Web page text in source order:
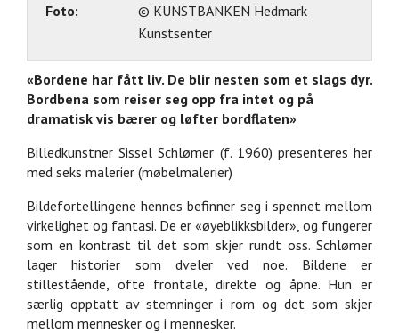
Foto:
© KUNSTBANKEN Hedmark
Kunstsenter
«Bordene har fått liv. De blir nesten som et slags dyr.
Bordbena som reiser seg opp fra intet og på
dramatisk vis bærer og løfter bordflaten»
Billedkunstner Sissel Schlømer (f. 1960) presenteres her
med seks malerier (møbelmalerier)
Bildefortellingene hennes befinner seg i spennet mellom
virkelighet og fantasi. De er «øyeblikksbilder», og fungerer
som en kontrast til det som skjer rundt oss. Schlømer
lager historier som dveler ved noe. Bildene er
stillestående, ofte frontale, direkte og åpne. Hun er
særlig opptatt av stemninger i rom og det som skjer
mellom mennesker og i mennesker.